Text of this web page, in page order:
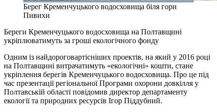
Берег Кременчуцького водосховища біля гори
Пивихи
Береги Кременчуцького водосховища на Полтавщині
укріплюватимуть за гроші екологічного фонду
Одним із найдороговартісніших проектів, на який у 2016 році
на Полтавщині витрачатимуть «екологічні» кошти, стане
укріплення берегів Кременчуцького водосховища. Про це під
час презентації регіональної Програми охорони довкілля у
Полтавській області повідомив директор департаменту
екології та природних ресурсів Ігор Піддубний.